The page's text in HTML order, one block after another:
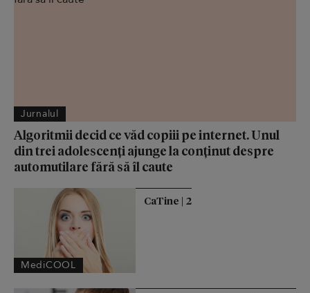
Jurnalul
Algoritmii decid ce văd copiii pe internet. Unul
din trei adolescenți ajunge la conținut despre
automutilare fără să îl caute
MediCOOL
CaTine | 2